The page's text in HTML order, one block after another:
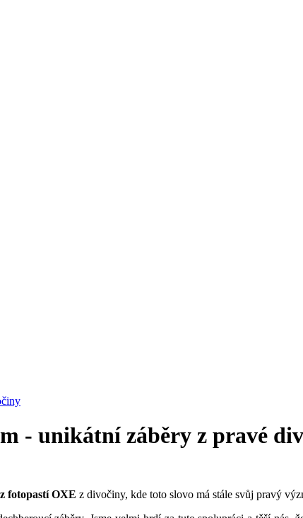
- unikátní záběry z pravé
fotopastí OXE z divočiny, kde toto slovo má stále svůj pravý